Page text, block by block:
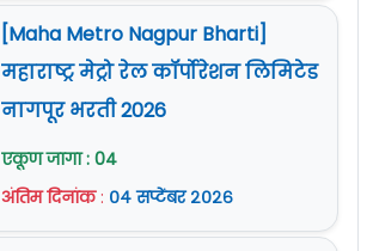
[Maha Metro Nagpur Bharti]
महाराष्ट्र मेट्रो रेल कॉर्पोरेशन लिमिटेड
नागपूर भरती 2026
एकूण जागा : 04
अंतिम दिनांक: ०४ सप्टेंबर २०२६